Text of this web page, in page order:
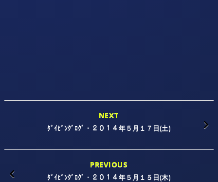
NEXT
ﾀﾞｲﾋﾞﾝｸﾞﾛｸﾞ・２０１４年５月１７日(土)
PREVIOUS
ﾀﾞｲﾋﾞﾝｸﾞﾛｸﾞ・２０１４年５月１５日(木)